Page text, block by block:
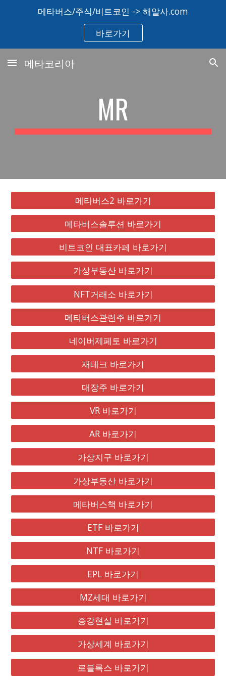
Skip to main content Skip to navigation
메타버스/주식/비트코인 -> 해알사.com
바로가기
메타코리아
MR
메타버스2 바로가기
메타버스솔루션 바로가기
비트코인 대표카페 바로가기
가상부동산 바로가기
NFT거래소 바로가기
메타버스관련주 바로가기
네이버제페토 바로가기
재테크 바로가기
대장주 바로가기
VR 바로가기
AR 바로가기
가상지구 바로가기
가상부동산 바로가기
메타버스책 바로가기
ETF 바로가기
NTF 바로가기
EPL 바로가기
MZ세대 바로가기
증강현실 바로가기
가상세계 바로가기
로블록스 바로가기